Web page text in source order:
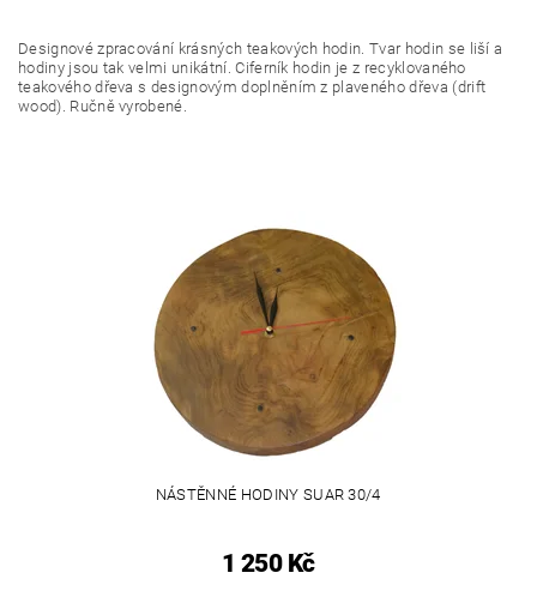
Designové zpracování krásných teakových hodin. Tvar hodin se liší a
hodiny jsou tak velmi unikátní. Ciferník hodin je z recyklovaného
teakového dřeva s designovým doplněním z plaveného dřeva (drift
wood). Ručně vyrobené.
NÁSTĚNNÉ HODINY SUAR 30/4
1 250 Kč